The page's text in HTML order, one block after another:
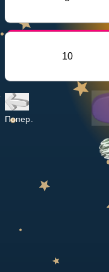
НАВЧАЛЬНИЙ ПЛАН
10
Попер.